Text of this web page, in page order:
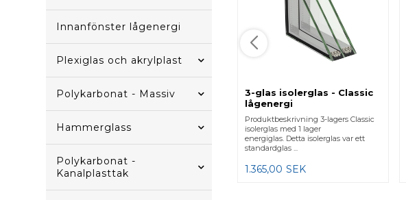
Innanfönster lågenergi
Plexiglas och akrylplast
Polykarbonat - Massiv
Hammerglass
Polykarbonat -
Kanalplasttak
3-glas isolerglas - Classic
lågenergi
Produktbeskrivning 3-lagers Classic
isolerglas med 1 lager
energiglas. Detta isolerglas var ett
standardglas ...
1.365,00 SEK